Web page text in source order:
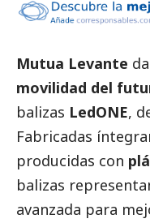
Mutua Levante
movilidad del
balizas LedONE,
Fabricadas
producidas con
balizas
avanzada para